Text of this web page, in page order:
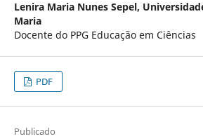
Lenira Maria Nunes Sepel,
Maria
Docente do PPG Educação em Ciências
PDF
Publicado